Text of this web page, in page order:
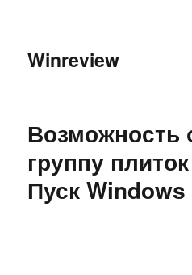
Winreview
Возможность
группу
Пуск Windows